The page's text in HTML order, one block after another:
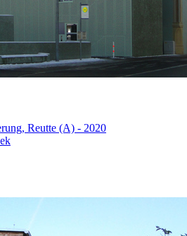
Reutte (A) - 2020